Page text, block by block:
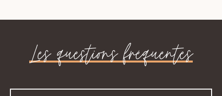
Les questions fréquentes